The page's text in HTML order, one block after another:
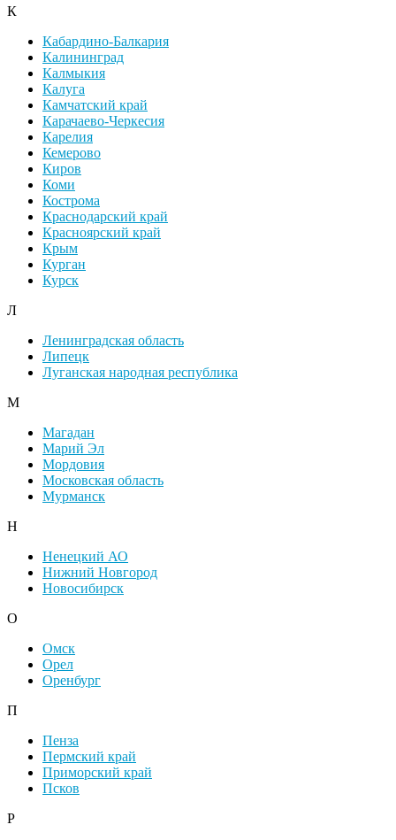
К
Кабардино-Балкария
Калининград
Калмыкия
Калуга
Камчатский край
Карачаево-Черкесия
Карелия
Кемерово
Киров
Коми
Кострома
Краснодарский край
Красноярский край
Крым
Курган
Курск
Л
Ленинградская область
Липецк
Луганская народная республика
М
Магадан
Марий Эл
Мордовия
Московская область
Мурманск
Н
Ненецкий АО
Нижний Новгород
Новосибирск
О
Омск
Орел
Оренбург
П
Пенза
Пермский край
Приморский край
Псков
Р